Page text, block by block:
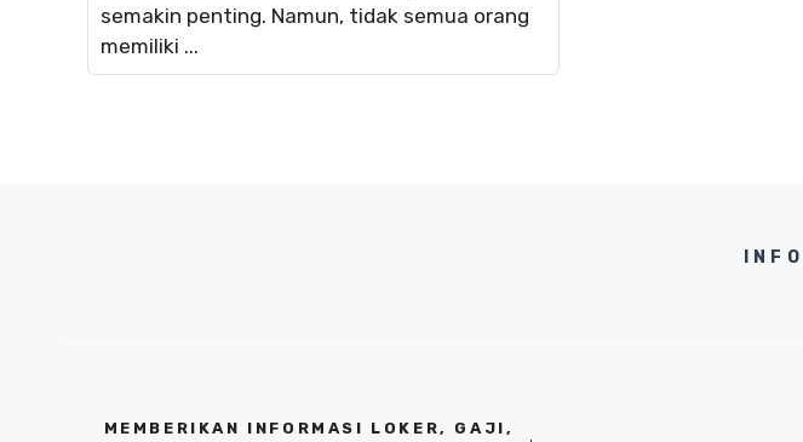
semakin penting. Namun, tidak semua orang
memiliki ...
MEMBERIKAN INFORMASI LOKER, GAJI,